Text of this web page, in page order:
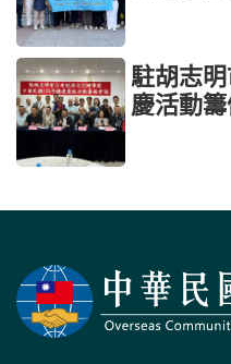
駐胡志
慶活動